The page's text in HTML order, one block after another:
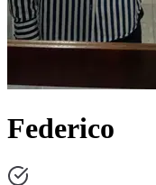
Federico